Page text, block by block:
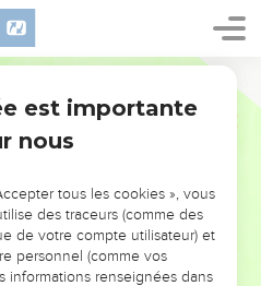
L’ÉVÉNEMENT
!
VOUS ÉVITER LES
?
est importante
nous
tous les cookies », vous
des traceurs (comme des
de votre compte utilisateur) et
personnel (comme vos
informations renseignées dans